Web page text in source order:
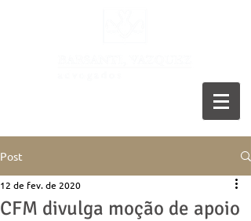
Post
CFM divulga moção de apoio
12 de fev. de 2020